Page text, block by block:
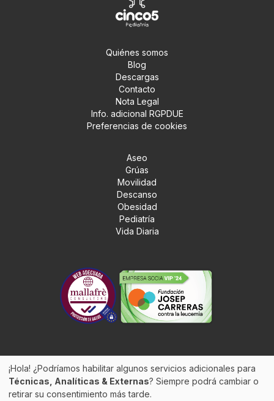
Quiénes somos
Blog
Descargas
Contacto
Nota Legal
Info. adicional RGPDUE
Preferencias de cookies
Aseo
Grúas
Movilidad
Descanso
Obesidad
Pediatría
Vida Diaria
¡Hola! ¿Podríamos habilitar algunos servicios adicionales para
Técnicas, Analíticas & Externas? Siempre podrá cambiar o
retirar su consentimiento más tarde.